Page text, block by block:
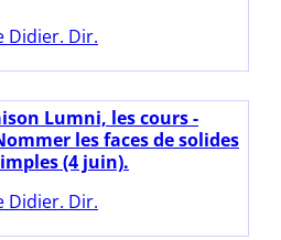
Didier. Dir.
Lumni, les cours -
les faces de solides
(4 juin).
Didier. Dir.